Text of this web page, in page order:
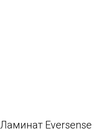
Ламинат Eversense